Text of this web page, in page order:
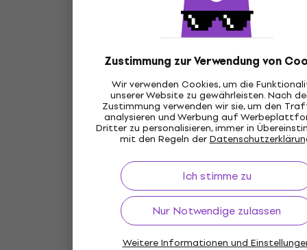
Zustimmung zur Verwendung von
Wir verwenden Cookies, um die
unserer Website zu gewährleisten. Nach
Zustimmung verwenden wir sie, um den
analysieren und Werbung auf
Dritter zu personalisieren, immer in
mit den Regeln der
Ich stimme zu
Nur Notwendige zulassen
Weitere Informationen und